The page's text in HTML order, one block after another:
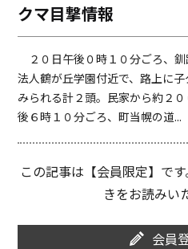
o
o
k
n
k
クマ目撃情報
２０日午後０時１０分ごろ、
法人鶴が丘学園付近で、路上に
みられる計２頭。民家から約２
後６時１０分ごろ、町当幌の道...
この記事は【会員限定】で
きをお読みい
会員